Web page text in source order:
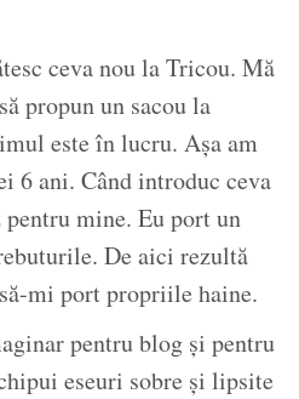
ceva nou la Tricou. Mă
propun un sacou la
este în lucru. Așa am
6 ani. Când introduc ceva
mine. Eu port un
De aici rezultă
mi port propriile haine.
pentru blog și pentru
eseuri sobre și lipsite